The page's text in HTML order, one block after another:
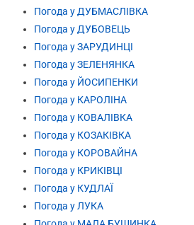
Погода у ДУБМАСЛІВКА
Погода у ДУБОВЕЦЬ
Погода у ЗАРУДИНЦІ
Погода у ЗЕЛЕНЯНКА
Погода у ЙОСИПЕНКИ
Погода у КАРОЛІНА
Погода у КОВАЛІВКА
Погода у КОЗАКІВКА
Погода у КОРОВАЙНА
Погода у КРИКІВЦІ
Погода у КУДЛАЇ
Погода у ЛУКА